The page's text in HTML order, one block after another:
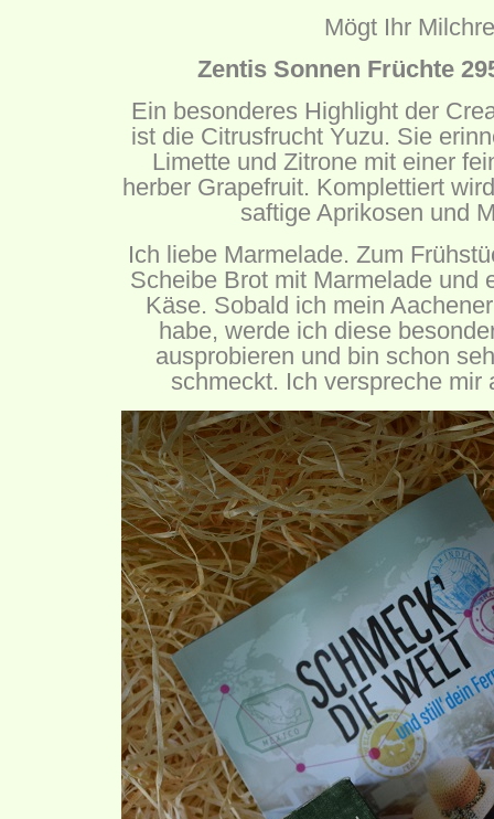
Mögt Ihr
Zentis Sonnen Früchte
Ein besonderes Highlight der
ist die Citrusfrucht Yuzu. Sie
Limette und Zitrone mit einer
herber Grapefruit. Komplettiert
saftige Aprikosen und
Ich liebe Marmelade. Zum
Scheibe Brot mit Marmelade und
Käse. Sobald ich mein
habe, werde ich diese
ausprobieren und bin schon
schmeckt. Ich verspreche mir